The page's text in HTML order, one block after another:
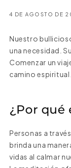
4 DE AGOSTO DE
Nuestro
una necesidad.
Comenzar un
camino
¿Por qué
Personas a
brinda una
vidas al calmar